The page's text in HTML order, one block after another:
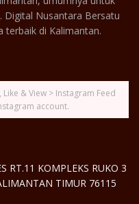
Digital Nusantara Bersatu
terbaik di Kalimantan.
& View > Instagram Feed
account.
RT.11 KOMPLEKS RUKO 3
TIMUR 76115